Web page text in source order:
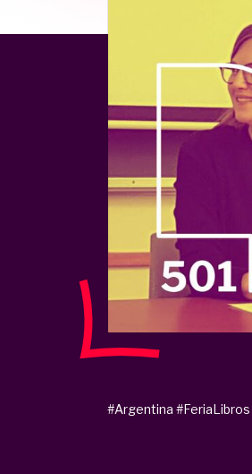
#Argentina #FeriaLibros